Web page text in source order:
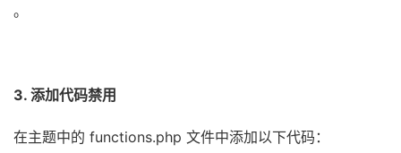
。
3. 添加代码禁用
在主题中的 functions.php 文件中添加以下代码：